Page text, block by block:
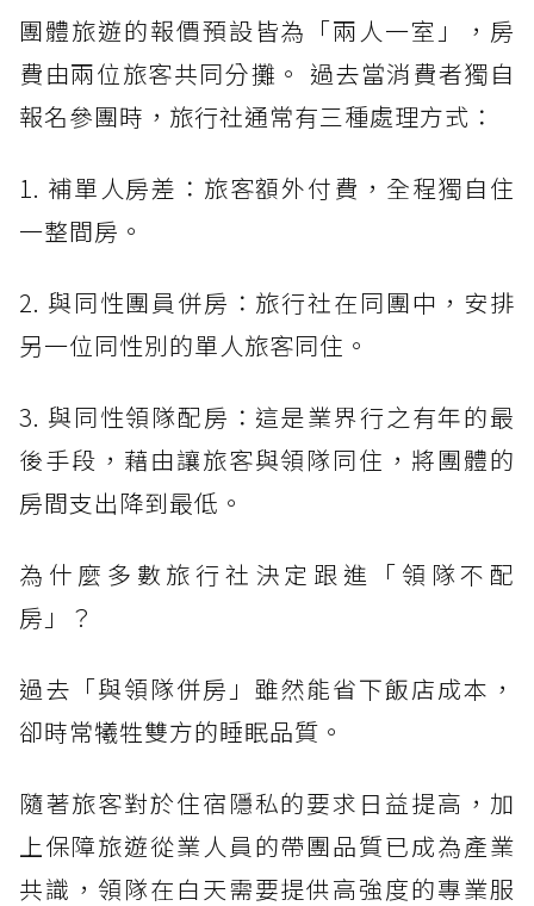
團體旅遊的報價預設皆為「兩人一室」，房
費由兩位旅客共同分攤。 過去當消費者獨自
報名參團時，旅行社通常有三種處理方式：
1. 補單人房差：旅客額外付費，全程獨自住
一整間房。
2. 與同性團員併房：旅行社在同團中，安排
另一位同性別的單人旅客同住。
3. 與同性領隊配房：這是業界行之有年的最
後手段，藉由讓旅客與領隊同住，將團體的
房間支出降到最低。
為什麼多數旅行社決定跟進「領隊不配
房」？
過去「與領隊併房」雖然能省下飯店成本，
卻時常犧牲雙方的睡眠品質。
隨著旅客對於住宿隱私的要求日益提高，加
上保障旅遊從業人員的帶團品質已成為產業
共識，領隊在白天需要提供高強度的專業服